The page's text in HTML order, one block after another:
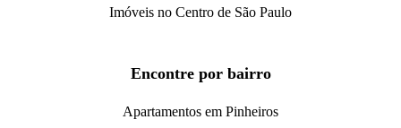
Imóveis no Centro de São Paulo
Encontre por bairro
Apartamentos em Pinheiros